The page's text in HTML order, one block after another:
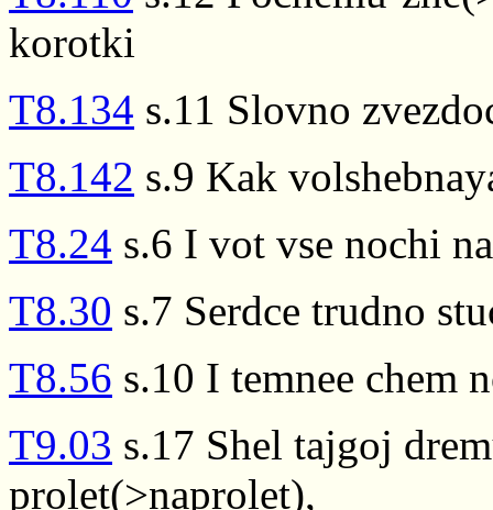
korotki
T8.134 s.11 Slovno
T8.142 s.9 Kak
T8.24 s.6 I vot vse nochi
T8.30 s.7 Serdce trudno
T8.56 s.10 I temnee chem
T9.03 s.17 Shel tajgoj
prolet(>naprolet),